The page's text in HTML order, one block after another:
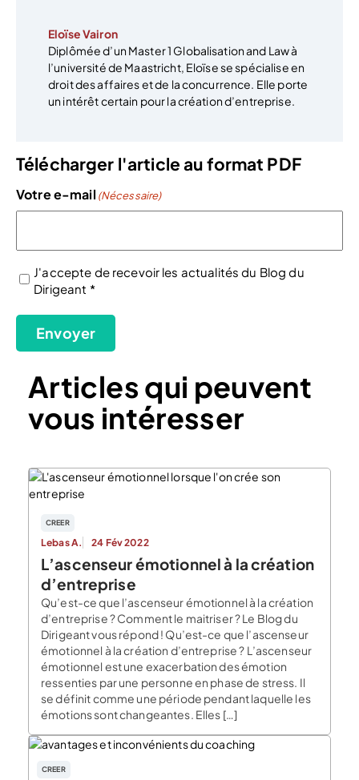
Eloïse Vairon
Diplômée d’un Master 1 Globalisation and Law à
l’université de Maastricht, Eloïse se spécialise en
droit des affaires et de la concurrence. Elle porte
un intérêt certain pour la création d’entreprise.
Télécharger l'article au format PDF
Votre e-mail (Nécessaire)
(Nécessaire)
J'accepte de recevoir les actualités du Blog du
Dirigeant *
Envoyer
Articles qui peuvent
vous intéresser
CREER
Lebas A. 24 Fév 2022
L’ascenseur émotionnel à la création
d’entreprise
Qu’est-ce que l’ascenseur émotionnel à la création
d’entreprise ? Comment le maitriser ? Le Blog du
Dirigeant vous répond ! Qu’est-ce que l’ascenseur
émotionnel à la création d’entreprise ? L’ascenseur
émotionnel est une exacerbation des émotion
ressenties par une personne en phase de stress. Il
se définit comme une période pendant laquelle les
émotions sont changeantes. Elles […]
CREER